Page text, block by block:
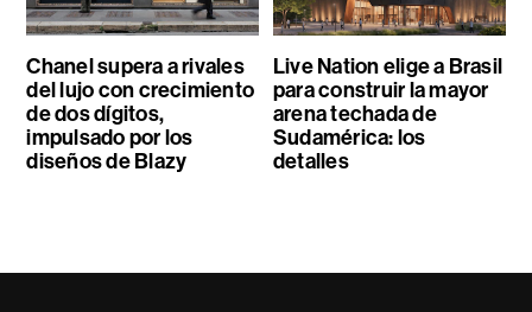
Chanel supera a rivales
del lujo con crecimiento
de dos dígitos,
impulsado por los
diseños de Blazy
Live Nation elige a Brasil
para construir la mayor
arena techada de
Sudamérica: los
detalles